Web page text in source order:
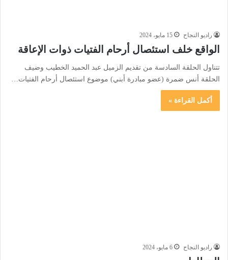
راديو النجاح 15 مايو، 2024
الواقع خلف استئصال أرحام الفتيات ذوات الإعاقة
تتناول الحلقة السادسة من تقديم الزميل عبد الحميد الخطيب وضيف
الحلقة أنس ضمرة (عضو مبادرة أبني) موضوع استئصال أرحام الفتيات…
أكمل القراءة »
راديو النجاح 6 مايو، 2024